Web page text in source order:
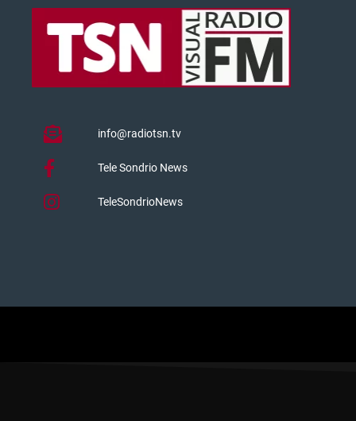
info@radiotsn.tv
Tele Sondrio News
TeleSondrioNews